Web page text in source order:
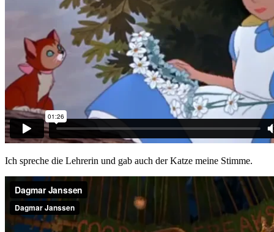
Ich spreche die Lehrerin und gab auch der Katze meine Stimme.